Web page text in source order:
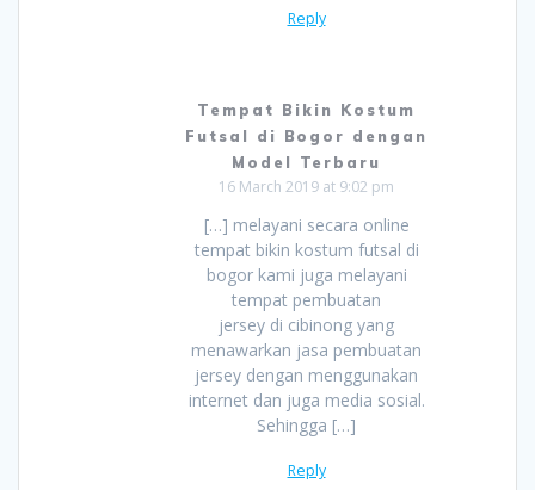
Reply
Tempat Bikin Kostum
Futsal di Bogor dengan
Model Terbaru
16 March 2019 at 9:02 pm
[…] melayani secara online
tempat bikin kostum futsal di
bogor kami juga melayani
tempat pembuatan
jersey di cibinong yang
menawarkan jasa pembuatan
jersey dengan menggunakan
internet dan juga media sosial.
Sehingga […]
Reply